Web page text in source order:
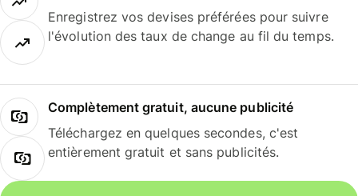
Enregistrez vos devises préférées pour suivre
l'évolution des taux de change au fil du temps.
Complètement gratuit, aucune publicité
Téléchargez en quelques secondes, c'est
entièrement gratuit et sans publicités.